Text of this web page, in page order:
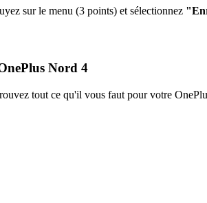
sur le menu (3 points) et sélectionnez
Nord 4
tout ce qu'il vous faut pour votre